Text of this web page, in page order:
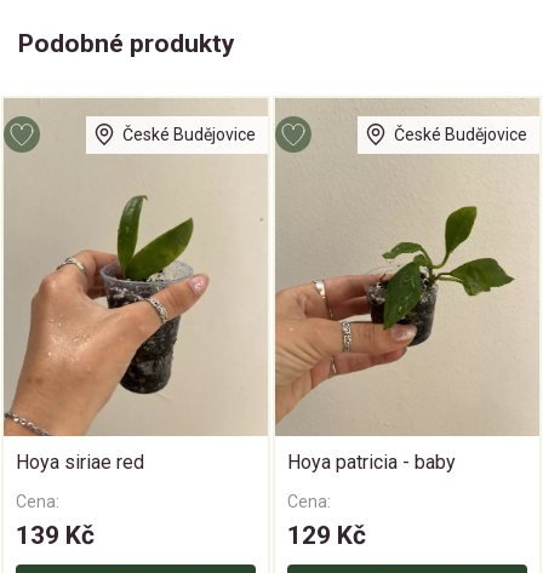
Podobné produkty
České Budějovice
Hoya siriae red
Cena:
139 Kč
České Budějovice
Hoya patricia - baby
Cena:
129 Kč